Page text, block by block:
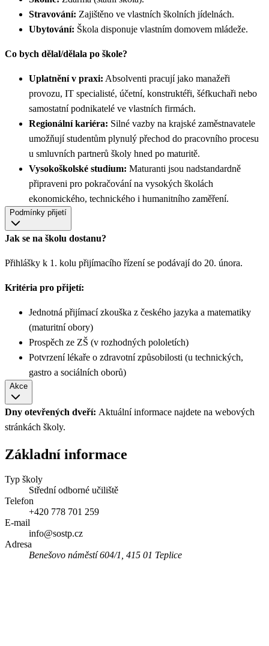
Stravování: Zajištěno ve vlastních školních jídelnách.
Ubytování: Škola disponuje vlastním domovem mládeže.
Co bych dělal/dělala po škole?
Uplatnění v praxi: Absolventi pracují jako manažeři
provozu, IT specialisté, účetní, konstruktéři, šéfkuchaři nebo
samostatní podnikatelé ve vlastních firmách.
Regionální kariéra: Silné vazby na krajské zaměstnavatele
umožňují studentům plynulý přechod do pracovního procesu
u smluvních partnerů školy hned po maturitě.
Vysokoškolské studium: Maturanti jsou nadstandardně
připraveni pro pokračování na vysokých školách
ekonomického, technického i humanitního zaměření.
Podmínky přijetí
Jak se na školu dostanu?
Přihlášky k 1. kolu přijímacího řízení se podávají do 20. února.
Kritéria pro přijetí:
Jednotná přijímací zkouška z českého jazyka a matematiky
(maturitní obory)
Prospěch ze ZŠ (v rozhodných pololetích)
Potvrzení lékaře o zdravotní způsobilosti (u technických,
gastro a sociálních oborů)
Akce
Dny otevřených dveří: Aktuální informace najdete na webových
stránkách školy.
Základní informace
Typ školy
Střední odborné učiliště
Telefon
+420 778 701 259
E-mail
info@sostp.cz
Adresa
Benešovo náměstí 604/1, 415 01 Teplice